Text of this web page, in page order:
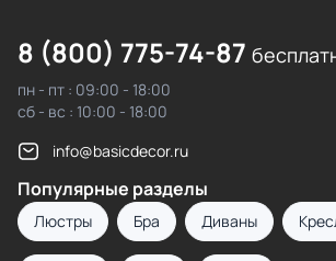
8 (800) 775-74-87
пн - пт : 09:00 - 18:00
сб - вс : 10:00 - 18:00
info@basicdecor.ru
Популярные разделы
Люстры Бра Диваны